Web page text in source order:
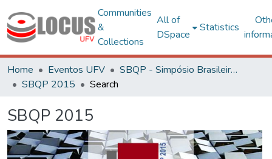
Communities
&
Collections
All of
DSpace
Statistics
Home Eventos UFV
SBQP - Simpósio Brasileiro de Qualidade do Projeto no Ambiente Construído
SBQP 2015
Search
SBQP 2015